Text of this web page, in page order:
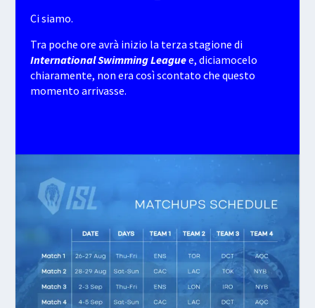
Ci siamo.
Tra poche ore avrà inizio la terza stagione di
International Swimming Leaguee, diciamocelo
chiaramente, non era così scontato che questo
momento arrivasse.